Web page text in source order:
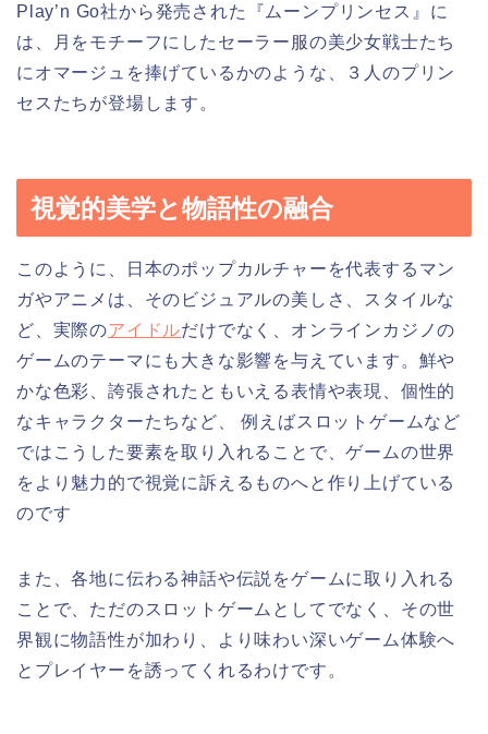
Play’n Go社から発売された『ムーンプリンセス』に
は、月をモチーフにしたセーラー服の美少女戦士たち
にオマージュを捧げているかのような、３人のプリン
セスたちが登場します。
視覚的美学と物語性の融合
このように、日本のポップカルチャーを代表するマン
ガやアニメは、そのビジュアルの美しさ、スタイルな
ど、実際のアイドルだけでなく、オンラインカジノの
ゲームのテーマにも大きな影響を与えています。鮮や
かな色彩、誇張されたともいえる表情や表現、個性的
なキャラクターたちなど、 例えばスロットゲームなど
ではこうした要素を取り入れることで、ゲームの世界
をより魅力的で視覚に訴えるものへと作り上げている
のです
また、各地に伝わる神話や伝説をゲームに取り入れる
ことで、ただのスロットゲームとしてでなく、その世
界観に物語性が加わり、より味わい深いゲーム体験へ
とプレイヤーを誘ってくれるわけです。